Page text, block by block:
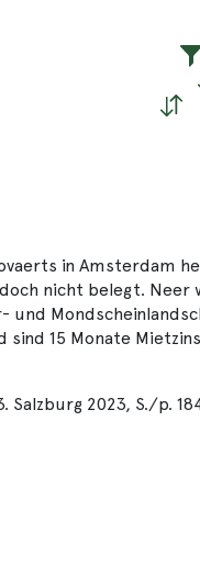
in Amsterdam
nicht belegt. Neer
15 Monate
2023, S./p.